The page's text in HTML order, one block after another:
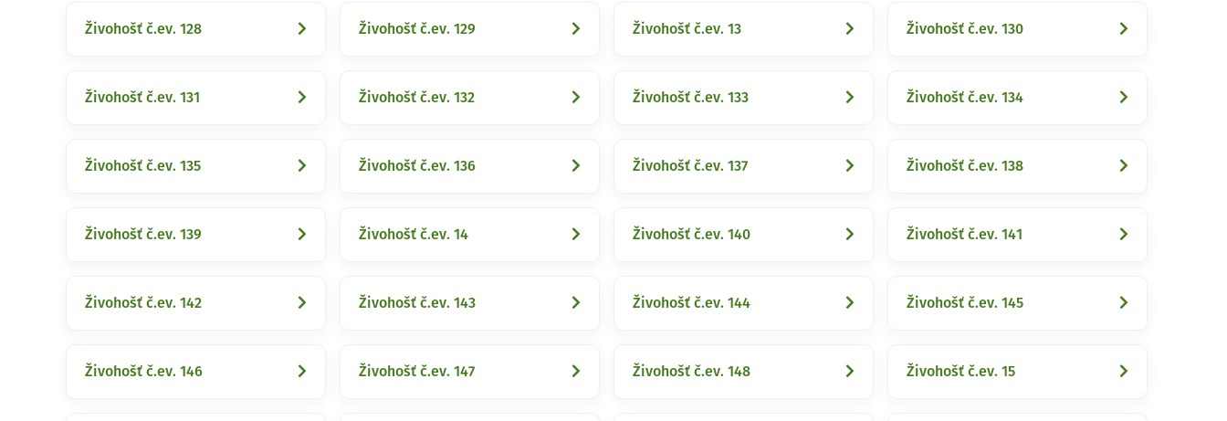
Živohošť č.ev. 128 Živohošť č.ev. 129 Živohošť č.ev. 13 Živohošť č.ev. 130
Živohošť č.ev. 131 Živohošť č.ev. 132 Živohošť č.ev. 133 Živohošť č.ev. 134
Živohošť č.ev. 135 Živohošť č.ev. 136 Živohošť č.ev. 137 Živohošť č.ev. 138
Živohošť č.ev. 139 Živohošť č.ev. 14 Živohošť č.ev. 140 Živohošť č.ev. 141
Živohošť č.ev. 142 Živohošť č.ev. 143 Živohošť č.ev. 144 Živohošť č.ev. 145
Živohošť č.ev. 146 Živohošť č.ev. 147 Živohošť č.ev. 148 Živohošť č.ev. 15